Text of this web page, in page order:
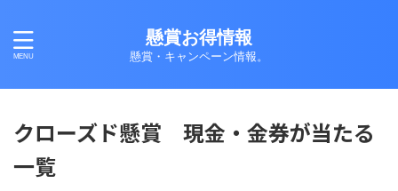
懸賞お得情報
懸賞・キャンペーン情報。
クローズド懸賞 現金・金券が当たる
一覧